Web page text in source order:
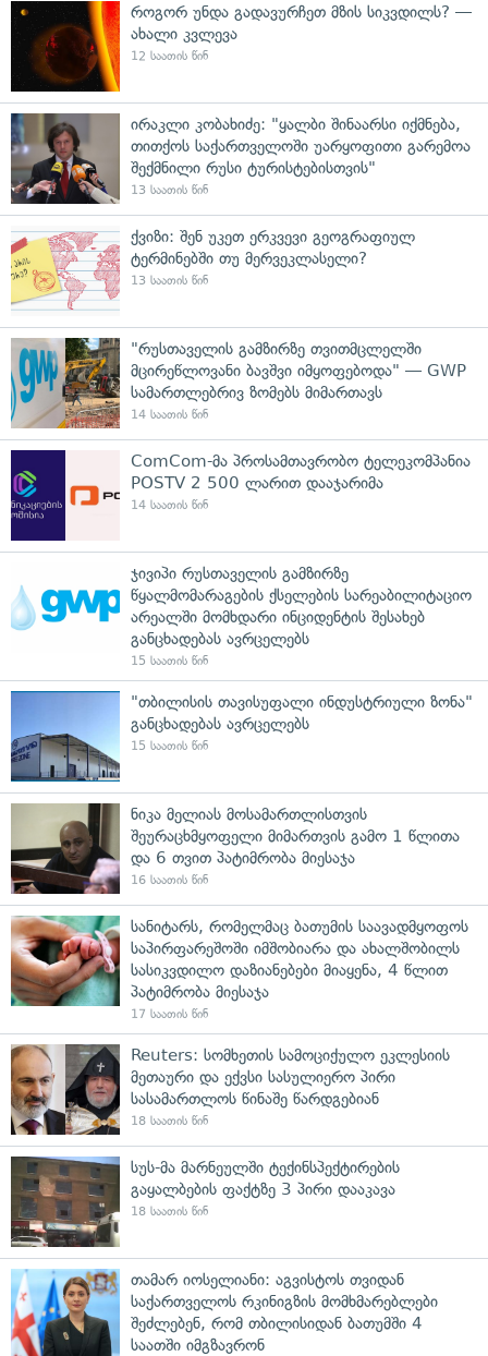
როგორ უნდა გადავურჩეთ მზის სიკვდილს? —
ახალი კვლევა
12 საათის წინ
ირაკლი კობახიძე: "ყალბი შინაარსი იქმნება,
თითქოს საქართველოში უარყოფითი გარემოა
შექმნილი რუსი ტურისტებისთვის"
13 საათის წინ
ქვიზი: შენ უკეთ ერკვევი გეოგრაფიულ
ტერმინებში თუ მერვეკლასელი?
13 საათის წინ
"რუსთაველის გამზირზე თვითმცლელში
მცირეწლოვანი ბავშვი იმყოფებოდა" — GWP
სამართლებრივ ზომებს მიმართავს
14 საათის წინ
ComCom-მა პროსამთავრობო ტელეკომპანია
POSTV 2 500 ლარით დააჯარიმა
14 საათის წინ
ჯივიპი რუსთაველის გამზირზე
წყალმომარაგების ქსელების სარეაბილიტაციო
არეალში მომხდარი ინციდენტის შესახებ
განცხადებას ავრცელებს
15 საათის წინ
"თბილისის თავისუფალი ინდუსტრიული ზონა"
განცხადებას ავრცელებს
15 საათის წინ
ნიკა მელიას მოსამართლისთვის
შეურაცხმყოფელი მიმართვის გამო 1 წლითა
და 6 თვით პატიმრობა მიესაჯა
16 საათის წინ
სანიტარს, რომელმაც ბათუმის საავადმყოფოს
საპირფარეშოში იმშობიარა და ახალშობილს
სასიკვდილო დაზიანებები მიაყენა, 4 წლით
პატიმრობა მიესაჯა
17 საათის წინ
Reuters: სომხეთის სამოციქულო ეკლესიის
მეთაური და ექვსი სასულიერო პირი
სასამართლოს წინაშე წარდგებიან
18 საათის წინ
სუს-მა მარნეულში ტექინსპექტირების
გაყალბების ფაქტზე 3 პირი დააკავა
18 საათის წინ
თამარ იოსელიანი: აგვისტოს თვიდან
საქართველოს რკინიგზის მომხმარებლები
შეძლებენ, რომ თბილისიდან ბათუმში 4
საათში იმგზავრონ